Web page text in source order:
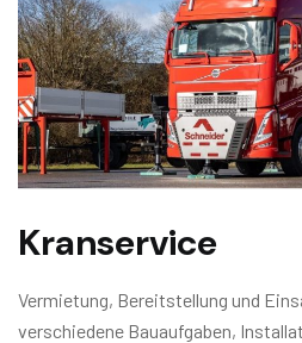
Kranservice
Vermietung, Bereitstellung und
verschiedene Bauaufgaben,